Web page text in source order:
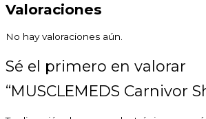
Valoraciones
No hay valoraciones aún.
Sé el primero en valorar
“MUSCLEMEDS Carnivor